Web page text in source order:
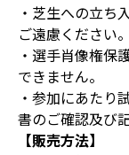
・芝生への立ち
ご遠慮ください。
・選手肖像権保
できません。
・参加にあたり
書のご確認及び
【販売方法】